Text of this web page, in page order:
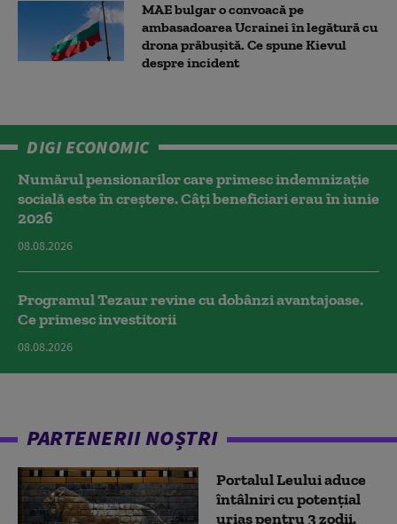
MAE bulgar o convoacă pe
ambasadoarea Ucrainei în legătură cu
drona prăbuşită. Ce spune Kievul
despre incident
DIGI ECONOMIC
Numărul pensionarilor care primesc indemnizaţie
socială este în creștere. Câți beneficiari erau în iunie
2026
08.08.2026
Programul Tezaur revine cu dobânzi avantajoase.
Ce primesc investitorii
08.08.2026
PARTENERII NOȘTRI
Portalul Leului aduce
întâlniri cu potențial
uriaș pentru 3 zodii.